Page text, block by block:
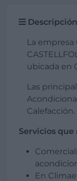
La empresa
ubicada en
Las
Calefacción.
Servicios
En